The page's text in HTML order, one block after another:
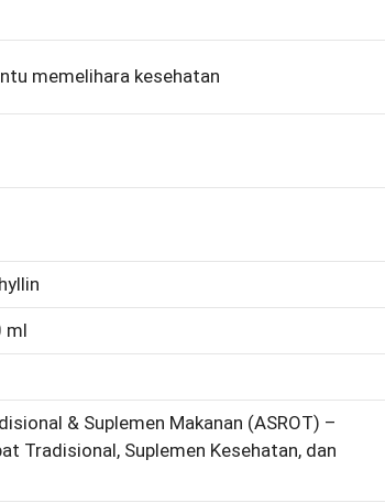
memelihara kesehatan
ml
& Suplemen Makanan (ASROT) –
Tradisional, Suplemen Kesehatan, dan